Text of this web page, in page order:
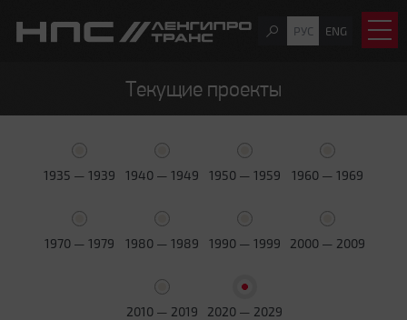
РУС ENG
Текущие проекты
1935 — 1939 1940 — 1949 1950 — 1959 1960 — 1969
1970 — 1979 1980 — 1989 1990 — 1999 2000 — 2009
2010 — 2019 2020 — 2029